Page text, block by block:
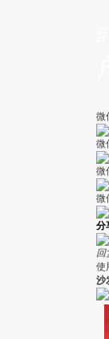
微
微
微
微
分
回
使
沙